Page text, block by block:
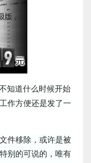
知道什么时候开始
作方便还是发了一
件移除，或许是被
别的可说的，唯有